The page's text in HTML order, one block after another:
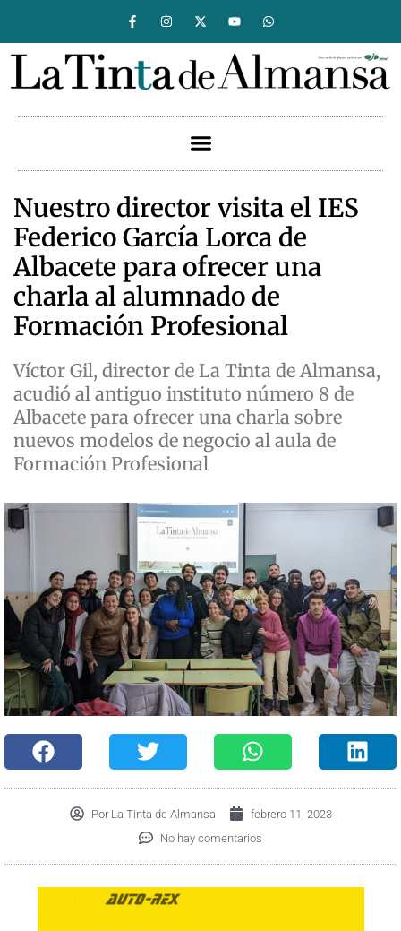
Nuestro director visita el IES
Federico García Lorca de
Albacete para ofrecer una
charla al alumnado de
Formación Profesional
Víctor Gil, director de La Tinta de Almansa,
acudió al antiguo instituto número 8 de
Albacete para ofrecer una charla sobre
nuevos modelos de negocio al aula de
Formación Profesional
PorLa Tinta de Almansa
febrero 11, 2023
No hay comentarios